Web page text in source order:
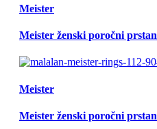
Meister
Meister ženski poročni prstan
Meister
Meister ženski poročni prstan